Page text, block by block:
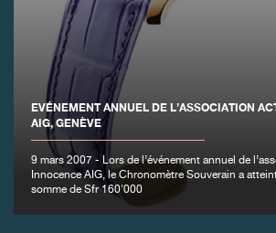
EVÉNEMENT ANNUEL DE L’ASSOCIATION
AIG, GENÈVE
9 mars 2007 - Lors de l’événement annuel de
Innocence AIG, le Chronomètre Souverain a
somme de Sfr 160'000
FAUX